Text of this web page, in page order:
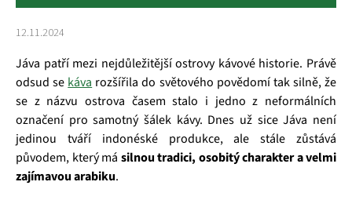
12.11.2024
Jáva patří mezi nejdůležitější ostrovy kávové historie. Právě
odsud se káva rozšířila do světového povědomí tak silně, že
se z názvu ostrova časem stalo i jedno z neformálních
označení pro samotný šálek kávy. Dnes už sice Jáva není
jedinou tváří indonéské produkce, ale stále zůstává
původem, který má silnou tradici, osobitý charakter a velmi
zajímavou arabiku.